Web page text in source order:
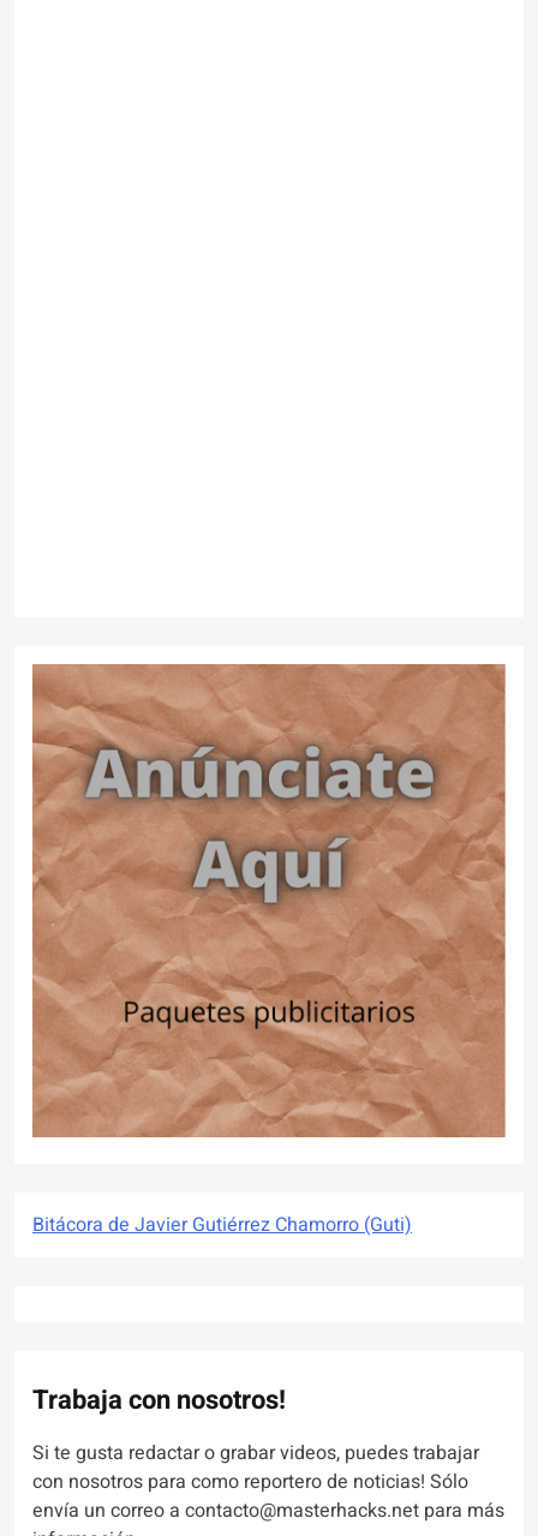
Bitácora de Javier Gutiérrez Chamorro (Guti)
Trabaja con nosotros!
Si te gusta redactar o grabar videos, puedes trabajar
con nosotros para como reportero de noticias! Sólo
envía un correo a contacto@masterhacks.net para más